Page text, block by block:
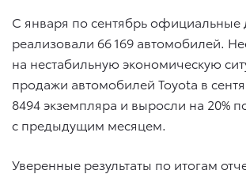
С января по сентябрь официальные
реализовали 66 169 автомобилей.
на нестабильную экономическую
продажи автомобилей Toyota в
8494 экземпляра и выросли на 20%
с предыдущим месяцем.
Уверенные результаты по итогам